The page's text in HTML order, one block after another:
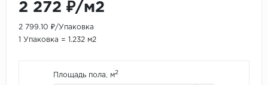
2 272 ₽/м2
2 799.10 ₽/Упаковка
1 Упаковка = 1.232 м2
Площадь пола, м2